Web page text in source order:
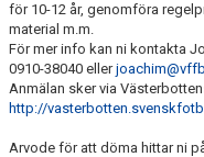
HYRA/BOKA FOTBOLLSPLAN
för 10-12 år, genomföra
material m.m.
För mer info kan ni kontakta
0910-38040 eller
Anmälan sker via
http://
Arvode för att döma hittar ni